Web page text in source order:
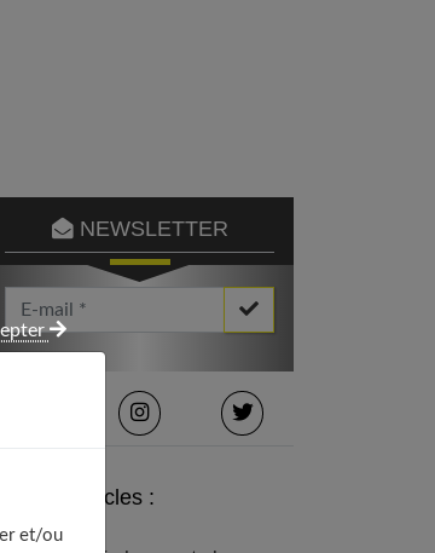
NEWSLETTER
Votre Email *
articles :
et/ou